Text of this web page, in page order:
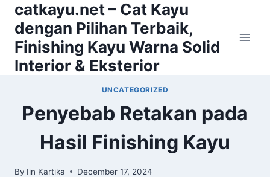
Skip
content
catkayu.net – Cat Kayu
dengan Pilihan Terbaik,
Finishing Kayu Warna Solid
Interior & Eksterior
UNCATEGORIZED
Penyebab Retakan pada
Hasil Finishing Kayu
By Iin Kartika December 17, 2024